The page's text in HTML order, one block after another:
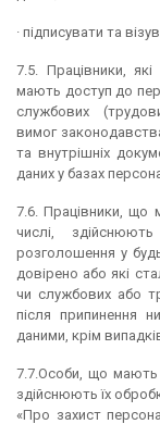
· підписувати та
7.5. Працівники,
мають доступ до
службових
вимог
та внутрішніх
даних у базах
7.6. Працівники, що
числі,
розголошення у
довірено або які
чи службових або
після припинення
даними, крім
7.7.Особи, що мають
здійснюють їх
«Про захист